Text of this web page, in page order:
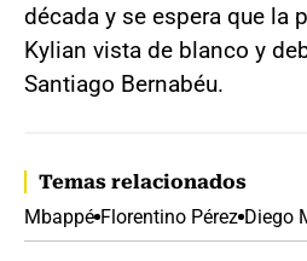
década y se espera que la
Kylian vista de blanco y
Santiago Bernabéu.
Temas relacionados
Mbappé Florentino Pérez Diego